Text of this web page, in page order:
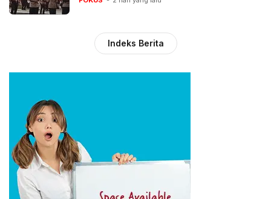
Indeks Berita